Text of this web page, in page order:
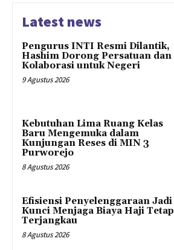
Latest news
Pengurus INTI Resmi Dilantik,
Hashim Dorong Persatuan dan
Kolaborasi untuk Negeri
9 Agustus 2026
Kebutuhan Lima Ruang Kelas
Baru Mengemuka dalam
Kunjungan Reses di MIN 3
Purworejo
8 Agustus 2026
Efisiensi Penyelenggaraan Jadi
Kunci Menjaga Biaya Haji Tetap
Terjangkau
8 Agustus 2026